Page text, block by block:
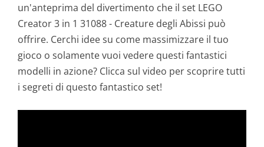
un'anteprima del divertimento che il set LEGO
Creator 3 in 1 31088 - Creature degli Abissi può
offrire. Cerchi idee su come massimizzare il tuo
gioco o solamente vuoi vedere questi fantastici
modelli in azione? Clicca sul video per scoprire tutti
i segreti di questo fantastico set!